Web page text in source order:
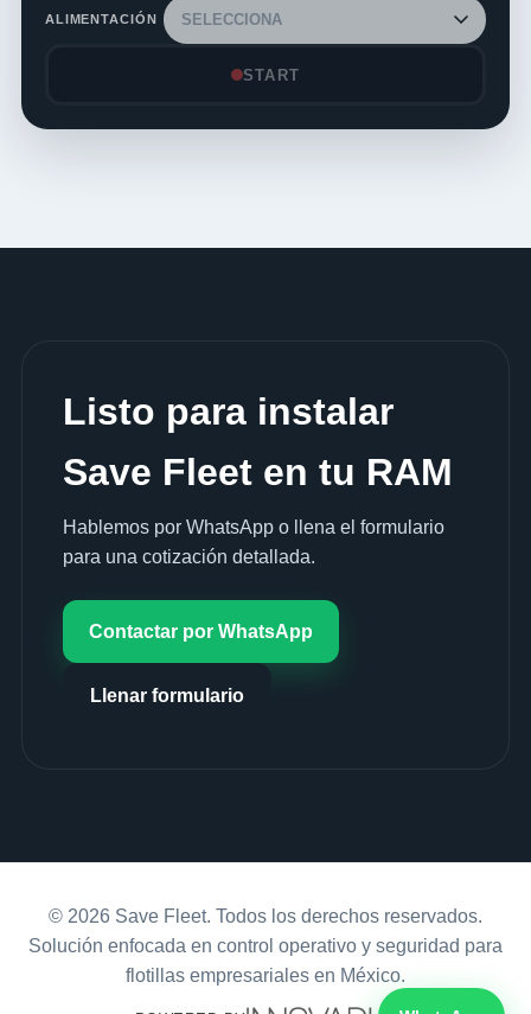
ALIMENTACIÓN
START
Listo para instalar
Save Fleet en tu RAM
Hablemos por WhatsApp o llena el formulario
para una cotización detallada.
Contactar por WhatsApp
Llenar formulario
© 2026 Save Fleet. Todos los derechos reservados.
Solución enfocada en control operativo y seguridad para
flotillas empresariales en México.